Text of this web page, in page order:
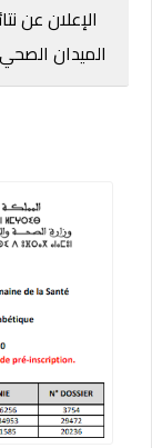
الإعلان عن
الميدان الصحي IFPS